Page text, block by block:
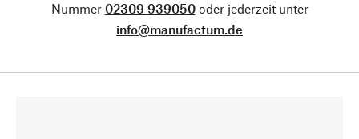
Nummer 02309 939050oder jederzeit unter
info@manufactum.de